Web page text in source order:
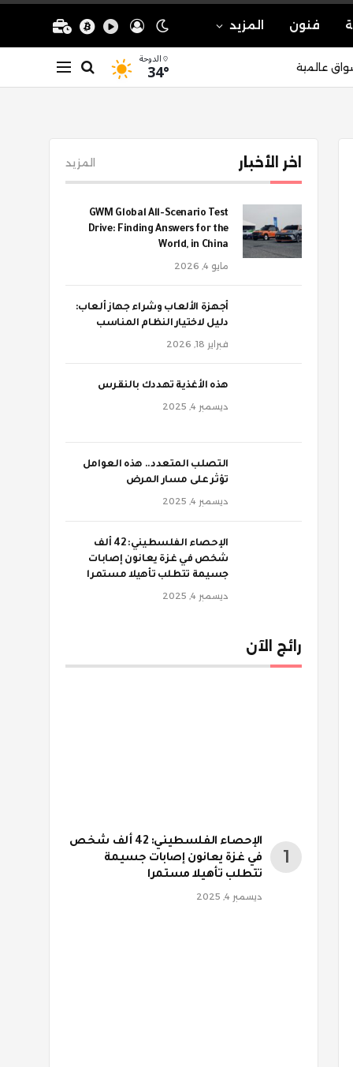
فنون المزيد
عالمية الدوحة
34°
اخر الأخبار المزيد
GWM Global All-Scenario Test
Drive: Finding Answers for the
World, in China
مايو 4, 2026
أجهزة الألعاب وشراء جهاز ألعاب:
دليل لاختيار النظام المناسب
فبراير 18, 2026
‫هذه الأغذية تهددك بالنقرس
ديسمبر 4, 2025
‫التصلب المتعدد.. هذه العوامل
تؤثر على مسار المرض
ديسمبر 4, 2025
الإحصاء الفلسطيني: 42 ألف
شخص في غزة يعانون إصابات
جسيمة تتطلب تأهيلا مستمرا
ديسمبر 4, 2025
رائج الآن
الإحصاء الفلسطيني: 42 ألف شخص
في غزة يعانون إصابات جسيمة
تتطلب تأهيلا مستمرا
ديسمبر 4, 2025